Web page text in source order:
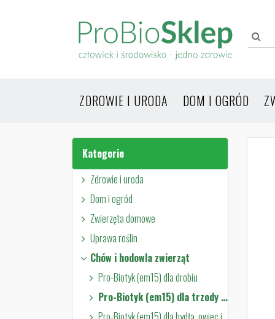
ZDROWIE I URODA DOM I OGRÓD
Kategorie
Zdrowie i uroda
Dom i ogród
Zwierzęta domowe
Uprawa roślin
Chów i hodowla zwierząt
Pro-Biotyk (em15) dla drobiu
Pro-Biotyk (em15) dla trzody chlewnej